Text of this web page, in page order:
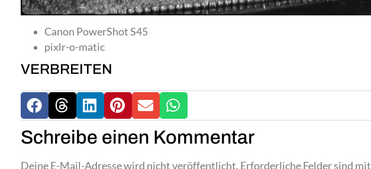
Canon PowerShot S45
pixlr-o-matic
VERBREITEN
Schreibe einen Kommentar
Deine E-Mail-Adresse wird nicht veröffentlicht. Erforderliche Felder sind mit